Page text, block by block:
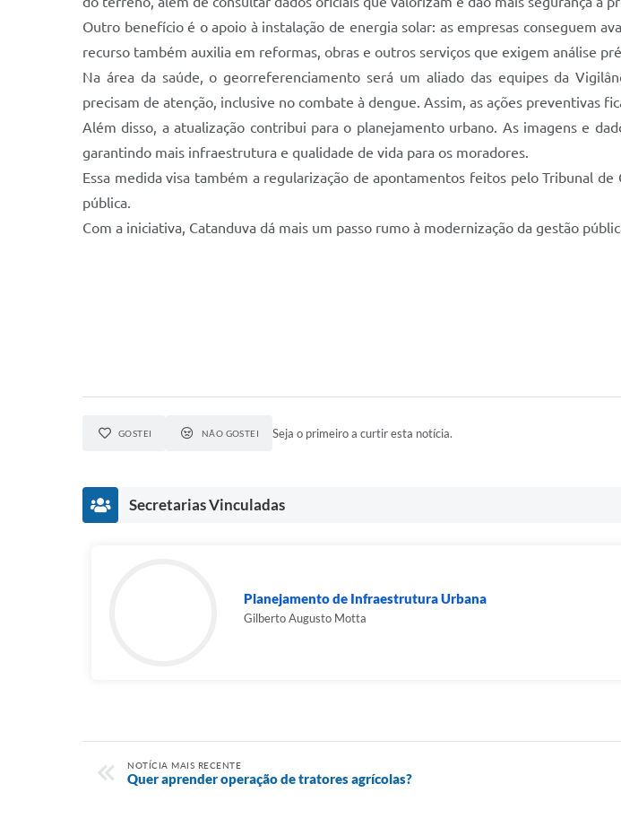
Outro benefício é o apoio à instalação de energia solar: as empresas conseguem
recurso também auxilia em reformas, obras e outros serviços que exigem análise
Na área da saúde, o georreferenciamento será um aliado das equipes da
precisam de atenção, inclusive no combate à dengue. Assim, as ações preventivas
Além disso, a atualização contribui para o planejamento urbano. As imagens e
garantindo mais infraestrutura e qualidade de vida para os moradores.
Essa medida visa também a regularização de apontamentos feitos pelo Tribunal
pública.
Com a iniciativa, Catanduva dá mais um passo rumo à modernização da gestão
GOSTEI NÃO GOSTEI Seja o primeiro a curtir esta notícia.
Secretarias Vinculadas
Planejamento de Infraestrutura Urbana
Gilberto Augusto Motta
NOTÍCIA MAIS RECENTE
Quer aprender operação de tratores agrícolas?